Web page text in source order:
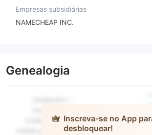
Empresas subsidiárias
NAMECHEAP INC.
Genealogia
Inscreva-se no App
desbloquear!
S.A.M.